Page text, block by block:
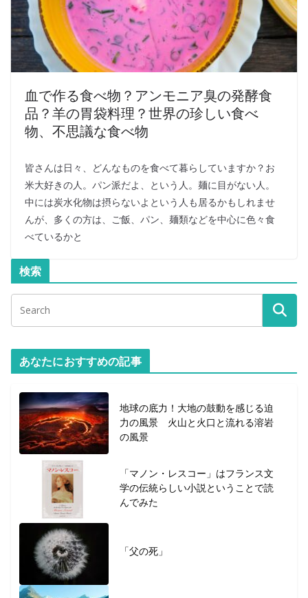
血で作る食べ物？アンモニア臭の発酵食
品？羊の胃袋料理？世界の珍しい食べ
物、不思議な食べ物
皆さんは日々、どんなものを食べて暮らしていますか？お
米大好きの人。パン派だよ、という人。麺に目がない人。
中には炭水化物は摂らないよという人も居るかもしれませ
んが、多くの方は、ご飯、パン、麺類などを中心に色々食
べているかと
検索
あなたにおすすめの記事
地球の底力！大地の鼓動を感じる迫
力の風景 火山と火口と流れる溶岩
の風景
「マノン・レスコー」はフランス文
学の伝統らしい小説ということで読
んでみた
「父の死」